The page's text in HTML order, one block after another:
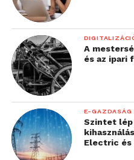
ma már
biztonsági
elemző
léteznek,
csökkenteni
szükséges
A
és az ipari
E-GAZDASÁG
Szintet lép
Electric és